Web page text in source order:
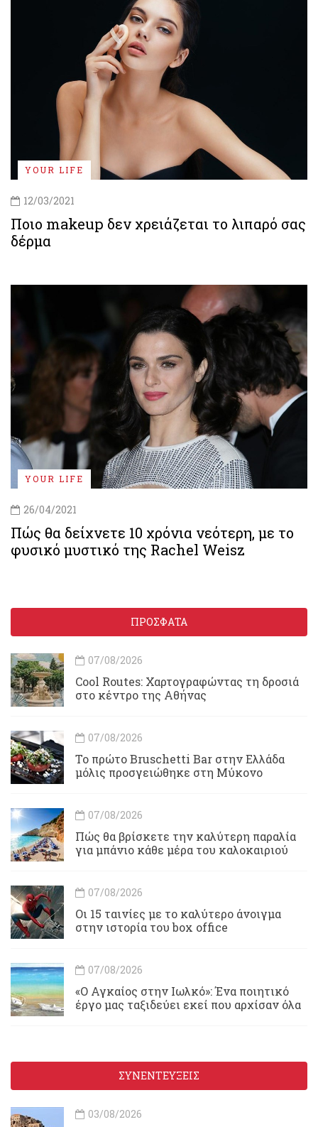
YOUR LIFE
12/03/2021
Ποιο makeup δεν χρειάζεται το λιπαρό σας
δέρμα
YOUR LIFE
26/04/2021
Πώς θα δείχνετε 10 χρόνια νεότερη, με το
φυσικό μυστικό της Rachel Weisz
ΠΡΟΣΦΑΤΑ
07/08/2026
Cool Routes: Χαρτογραφώντας τη δροσιά
στο κέντρο της Αθήνας
07/08/2026
Το πρώτο Bruschetti Bar στην Ελλάδα
μόλις προσγειώθηκε στη Μύκονο
07/08/2026
Πώς θα βρίσκετε την καλύτερη παραλία
για μπάνιο κάθε μέρα του καλοκαιριού
07/08/2026
Οι 15 ταινίες με το καλύτερο άνοιγμα
στην ιστορία του box office
07/08/2026
«Ο Αγκαίος στην Ιωλκό»: Ένα ποιητικό
έργο μας ταξιδεύει εκεί που αρχίσαν όλα
ΣΥΝΕΝΤΕΥΞΕΙΣ
03/08/2026